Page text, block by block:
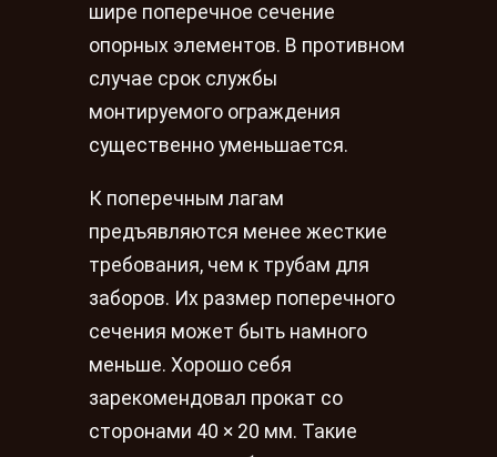
шире поперечное сечение
опорных элементов. В противном
случае срок службы
монтируемого ограждения
существенно уменьшается.
К поперечным лагам
предъявляются менее жесткие
требования, чем к трубам для
заборов. Их размер поперечного
сечения может быть намного
меньше. Хорошо себя
зарекомендовал прокат со
сторонами 40 × 20 мм. Такие